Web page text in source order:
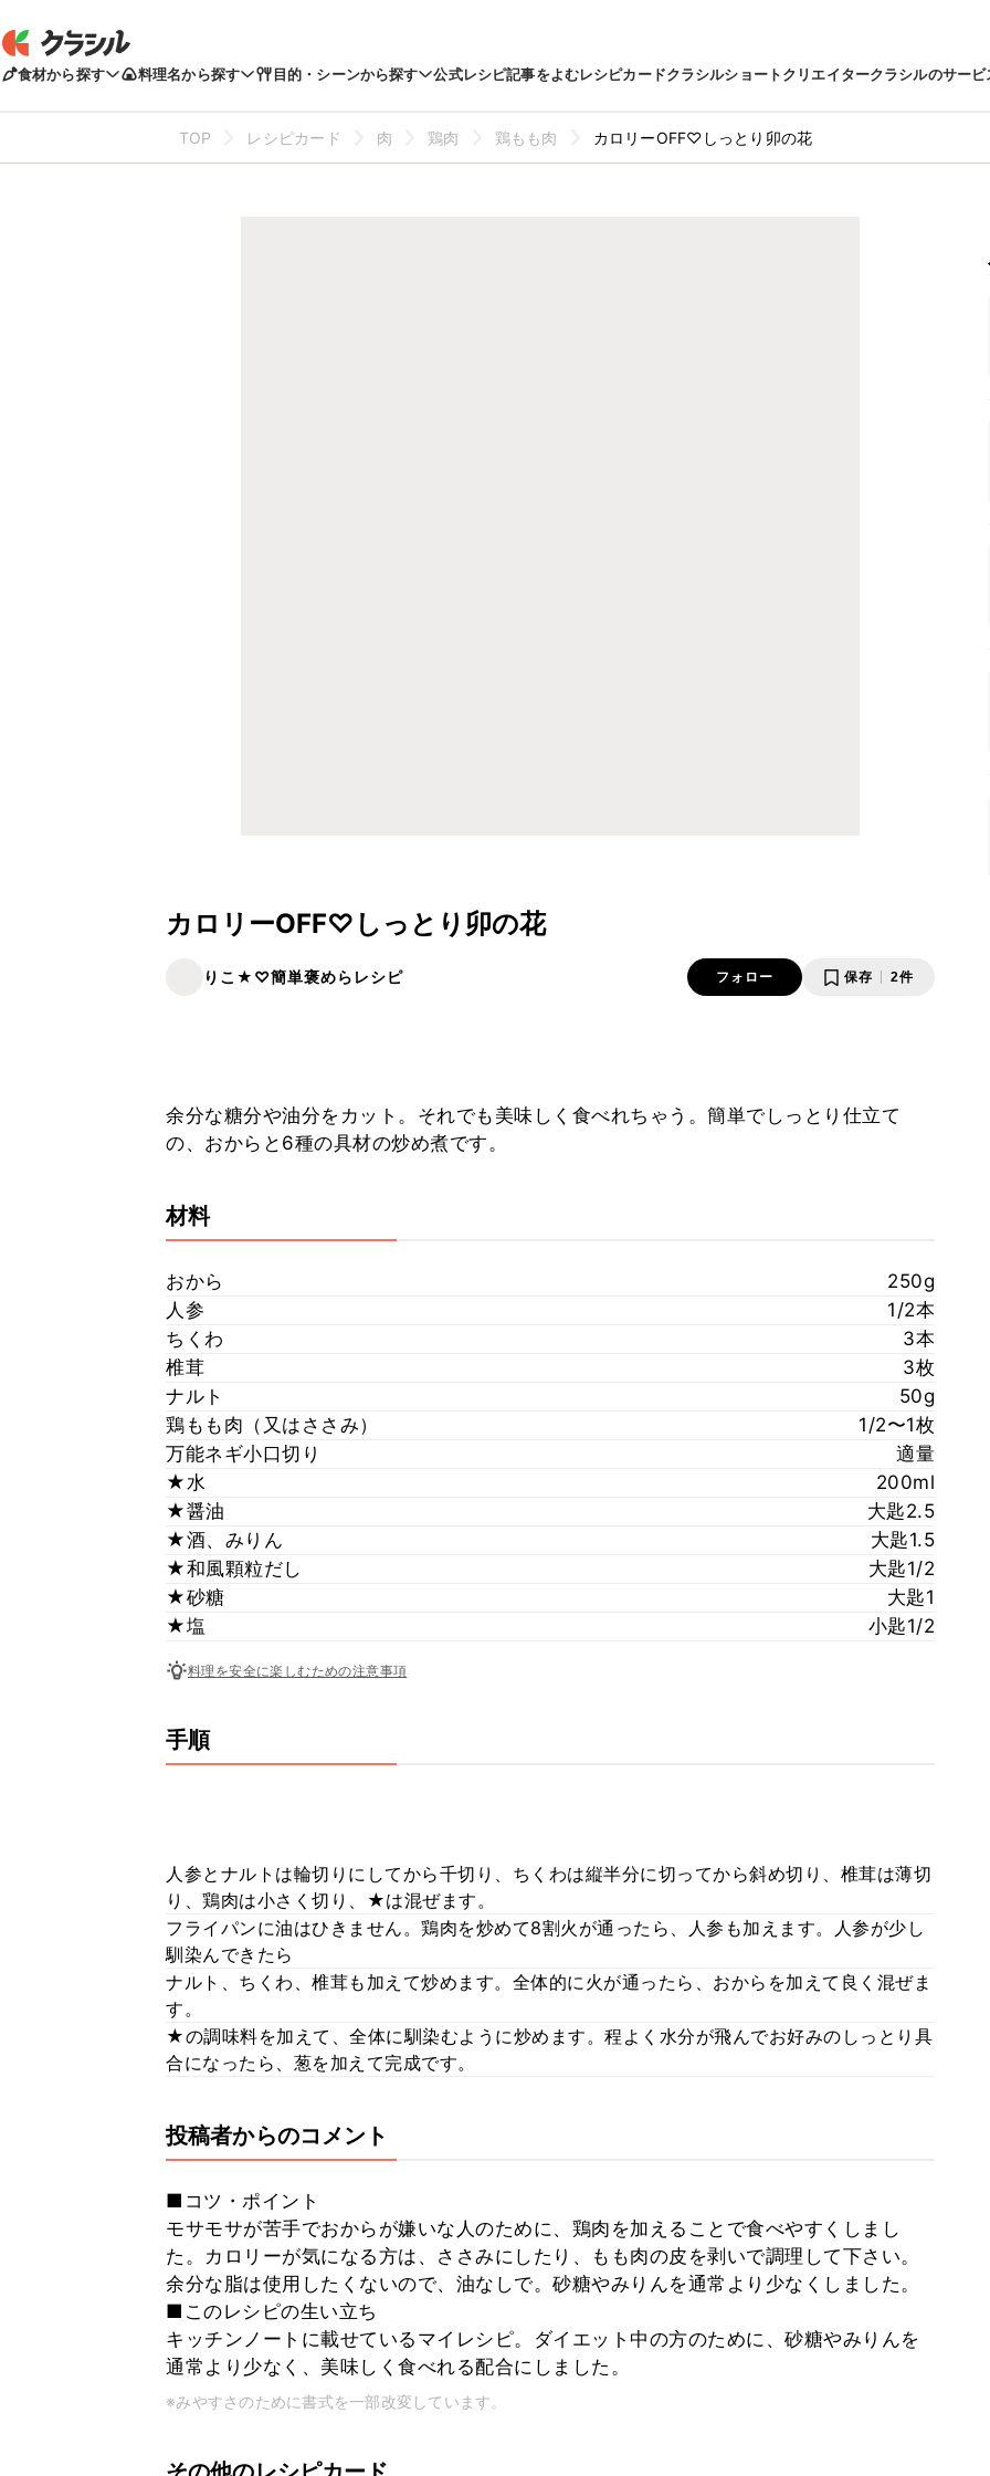
食材から探す 料理名から探す 目的・シーンから探す 公式レシピ記事をよむレシピカードクラシルショートクリエイタークラシルのサービ
TOP レシピカード 肉 鶏肉 鶏もも肉 カロリーOFF♡しっとり卯の花
カロリーOFF♡しっとり卯の花
りこ★♡簡単褒めらレシピ フォロー 保存 2件
余分な糖分や油分をカット。それでも美味しく食べれちゃう。簡単でしっとり仕立て
の、おからと6種の具材の炒め煮です。
材料
おから
250g
人参
1/2本
ちくわ
3本
椎茸
3枚
ナルト
50g
鶏もも肉（又はささみ）
1/2〜1枚
万能ネギ小口切り
適量
★水
200ml
★醤油
大匙2.5
★酒、みりん
大匙1.5
★和風顆粒だし
大匙1/2
★砂糖
大匙1
★塩
小匙1/2
料理を安全に楽しむための注意事項
手順
人参とナルトは輪切りにしてから千切り、ちくわは縦半分に切ってから斜め切り、椎茸は薄切
り、鶏肉は小さく切り、★は混ぜます。
フライパンに油はひきません。鶏肉を炒めて8割火が通ったら、人参も加えます。人参が少し
馴染んできたら
ナルト、ちくわ、椎茸も加えて炒めます。全体的に火が通ったら、おからを加えて良く混ぜま
す。
★の調味料を加えて、全体に馴染むように炒めます。程よく水分が飛んでお好みのしっとり具
合になったら、葱を加えて完成です。
投稿者からのコメント
■コツ・ポイント
モサモサが苦手でおからが嫌いな人のために、鶏肉を加えることで食べやすくしまし
た。カロリーが気になる方は、ささみにしたり、もも肉の皮を剥いで調理して下さい。
余分な脂は使用したくないので、油なしで。砂糖やみりんを通常より少なくしました。
■このレシピの生い立ち
キッチンノートに載せているマイレシピ。ダイエット中の方のために、砂糖やみりんを
通常より少なく、美味しく食べれる配合にしました。
※みやすさのために書式を一部改変しています。